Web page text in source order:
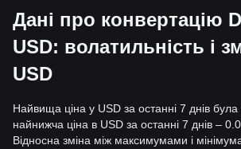
Дані про конвертацію
USD: волатильність і
USD
Найвища ціна у USD за останні 7 днів
найнижча ціна в USD за останні 7 днів –
Відносна зміна між максимумами і